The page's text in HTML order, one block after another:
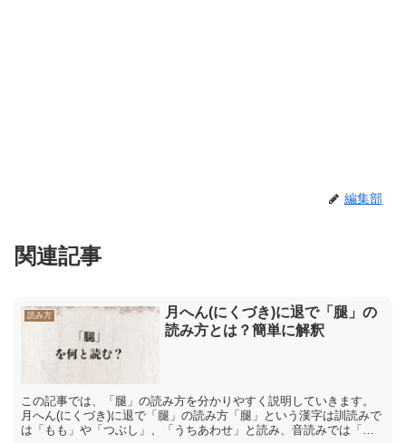
編集部
関連記事
読み方
月へん(にくづき)に退で「腿」の
読み方とは？簡単に解釈
この記事では、「腿」の読み方を分かりやすく説明していきます。
月へん(にくづき)に退で「腿」の読み方「腿」という漢字は訓読みで
は「もも」や「つぶし」、「うちあわせ」と読み、音読みでは「タ